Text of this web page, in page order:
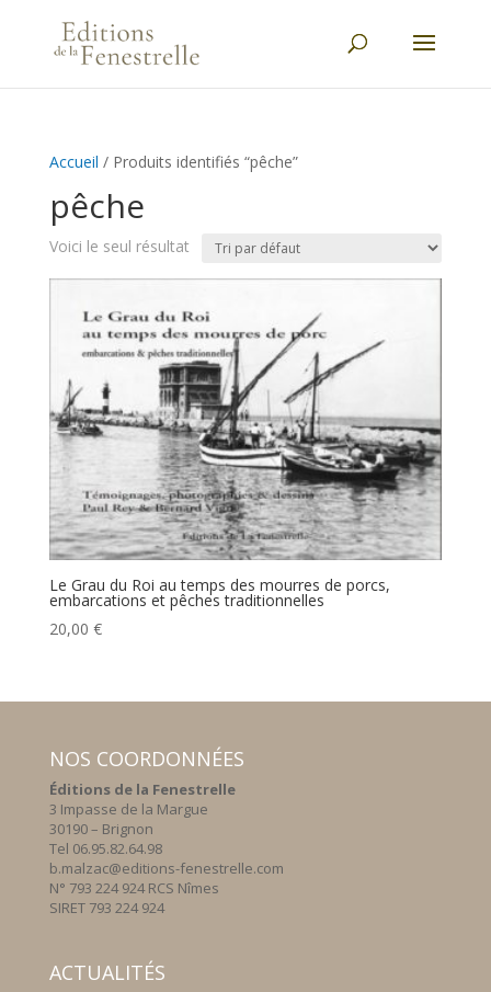
Accueil / Produits identifiés “pêche”
pêche
Voici le seul résultat
Le Grau du Roi au temps des mourres de porcs,
embarcations et pêches traditionnelles
20,00 €
NOS COORDONNÉES
Éditions de la Fenestrelle
3 Impasse de la Margue
30190 – Brignon
Tel 06.95.82.64.98
b.malzac@editions-fenestrelle.com
N° 793 224 924 RCS Nîmes
SIRET 793 224 924
ACTUALITÉS